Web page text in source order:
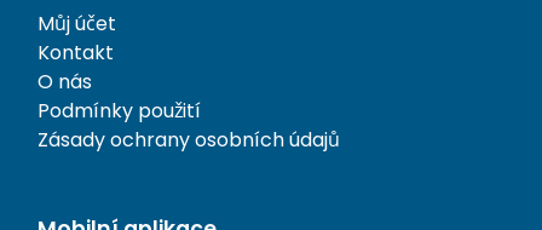
Můj účet
Kontakt
O nás
Podmínky použití
Zásady ochrany osobních údajů